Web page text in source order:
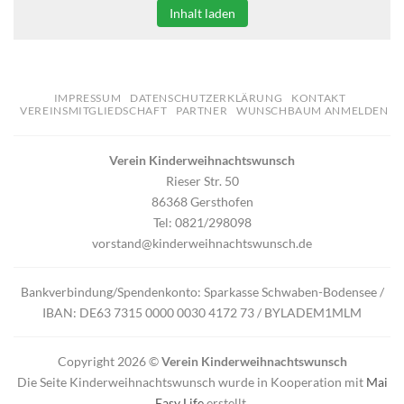
Inhalt laden
IMPRESSUM DATENSCHUTZERKLÄRUNG
KONTAKT
VEREINSMITGLIEDSCHAFT
PARTNER WUNSCHBAUM ANMELDEN
Verein Kinderweihnachtswunsch
Rieser Str. 50
86368 Gersthofen
Tel: 0821/298098
vorstand@kinderweihnachtswunsch.de
Bankverbindung/Spendenkonto: Sparkasse Schwaben-Bodensee /
IBAN: DE63 7315 0000 0030 4172 73 / BYLADEM1MLM
Copyright 2026 ©Verein Kinderweihnachtswunsch
Die Seite Kinderweihnachtswunsch wurde in Kooperation mit Mai